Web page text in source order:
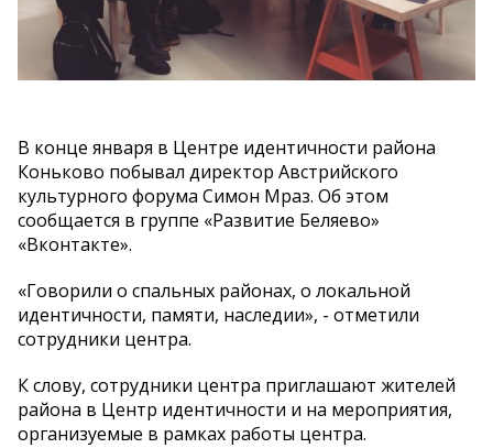
В конце января в Центре идентичности района
Коньково побывал директор Австрийского
культурного форума Симон Мраз. Об этом
сообщается в группе «Развитие Беляево»
«Вконтакте».
«Говорили о спальных районах, о локальной
идентичности, памяти, наследии», - отметили
сотрудники центра.
К слову, сотрудники центра приглашают жителей
района в Центр идентичности и на мероприятия,
организуемые в рамках работы центра.